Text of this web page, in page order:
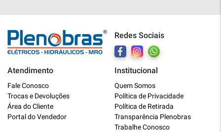
Redes Sociais
Atendimento
Fale Conosco
Trocas e Devoluções
Área do Cliente
Portal do Vendedor
Institucional
Quem Somos
Política de Privacidade
Política de Retirada
Transparência Plenobras
Trabalhe Conosco
Online
Bem vindo a Plenobras! Aqui você
encontra toda a linha de materiais